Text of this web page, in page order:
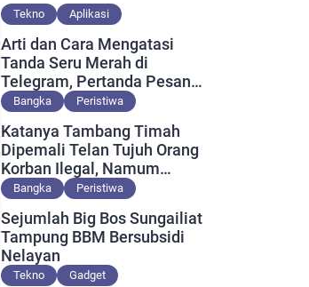
Tekno Aplikasi
Arti dan Cara Mengatasi
Tanda Seru Merah di
Telegram, Pertanda Pesan
Gagal Terkirim?
Bangka Peristiwa
Katanya Tambang Timah
Dipemali Telan Tujuh Orang
Korban Ilegal, Namum
Muncul Slip Pembayaran
Bangka Peristiwa
Sejumlah Big Bos Sungailiat
Tampung BBM Bersubsidi
Nelayan
Tekno Gadget